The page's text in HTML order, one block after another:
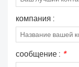
компания :
сообщение : *